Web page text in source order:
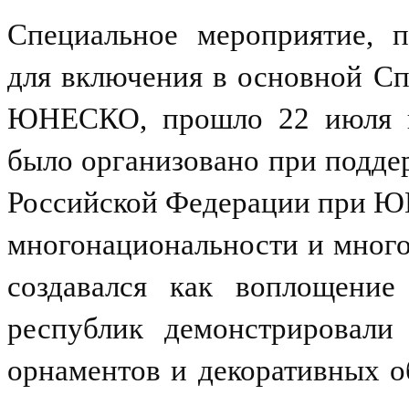
Специальное мероприятие,
для включения в основной
ЮНЕСКО, прошло 22 июля в
было организовано при
Российской Федерации при
многонациональности и
создавался как
республик
орнаментов и декоративных